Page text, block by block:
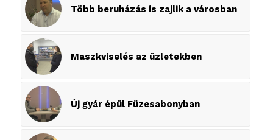
Több beruházás is zajlik a városban
Maszkviselés az üzletekben
Új gyár épül Füzesabonyban